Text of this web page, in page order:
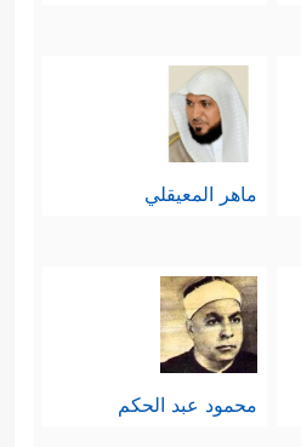
ماهر المعيقلي
محمود عبد الحكم